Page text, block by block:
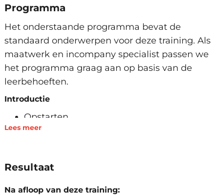
Programma
Het onderstaande programma bevat de
standaard onderwerpen voor deze training. Als
maatwerk en incompany specialist passen we
het programma graag aan op basis van de
leerbehoeften.
Introductie
Opstarten
De indeling
Nieuwe functies
Bediening
Lees meer
Resultaat
Na afloop van deze training: